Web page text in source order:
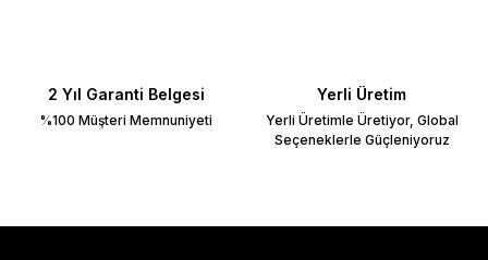
2 Yıl Garanti Belgesi
%100 Müşteri Memnuniyeti
Yerli Üretim
Yerli Üretimle Üretiyor, Global
Seçeneklerle Güçleniyoruz